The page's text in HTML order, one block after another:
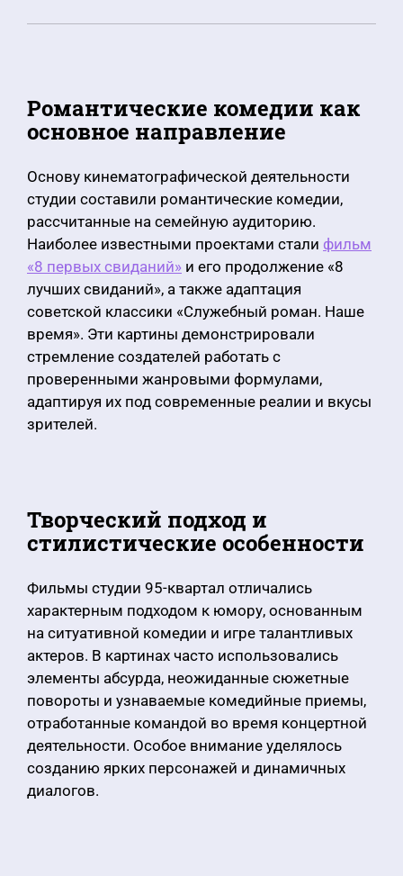
Романтические комедии как
основное направление
Основу кинематографической деятельности
студии составили романтические комедии,
рассчитанные на семейную аудиторию.
Наиболее известными проектами стали фильм
«8 первых свиданий» и его продолжение «8
лучших свиданий», а также адаптация
советской классики «Служебный роман. Наше
время». Эти картины демонстрировали
стремление создателей работать с
проверенными жанровыми формулами,
адаптируя их под современные реалии и вкусы
зрителей.
Творческий подход и
стилистические особенности
Фильмы студии 95-квартал отличались
характерным подходом к юмору, основанным
на ситуативной комедии и игре талантливых
актеров. В картинах часто использовались
элементы абсурда, неожиданные сюжетные
повороты и узнаваемые комедийные приемы,
отработанные командой во время концертной
деятельности. Особое внимание уделялось
созданию ярких персонажей и динамичных
диалогов.